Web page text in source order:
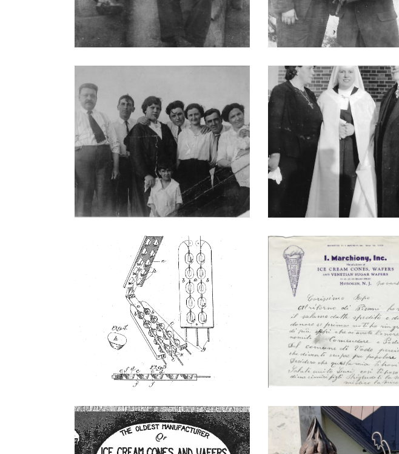
Italo Marchioni 1946
Italo Marchioni - brevetto Italo Marchioni - brevetto
Italo Marchioni - brevetto Italo Marchioni - monumento